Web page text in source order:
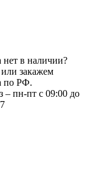
в наличии?
закажем
по РФ.
– пн-пт с 09:00 до